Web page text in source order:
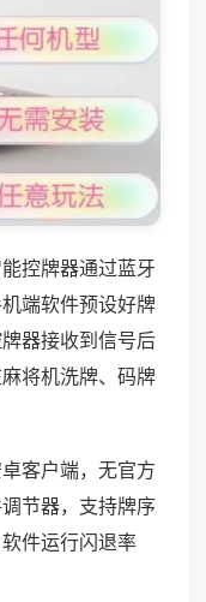
控牌器通过蓝牙
端软件预设好牌
器接收到信号后
将机洗牌、码牌
客户端，无官方
节器，支持牌序
件运行闪退率